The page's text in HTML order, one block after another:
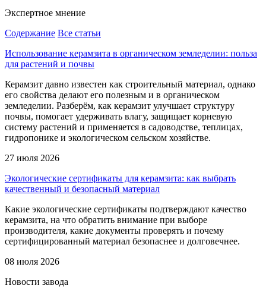
Экспертное мнение
Содержание Все статьи
Использование керамзита в органическом земледелии: польза
для растений и почвы
Керамзит давно известен как строительный материал, однако
его свойства делают его полезным и в органическом
земледелии. Разберём, как керамзит улучшает структуру
почвы, помогает удерживать влагу, защищает корневую
систему растений и применяется в садоводстве, теплицах,
гидропонике и экологическом сельском хозяйстве.
27 июля 2026
Экологические сертификаты для керамзита: как выбрать
качественный и безопасный материал
Какие экологические сертификаты подтверждают качество
керамзита, на что обратить внимание при выборе
производителя, какие документы проверять и почему
сертифицированный материал безопаснее и долговечнее.
08 июля 2026
Новости завода